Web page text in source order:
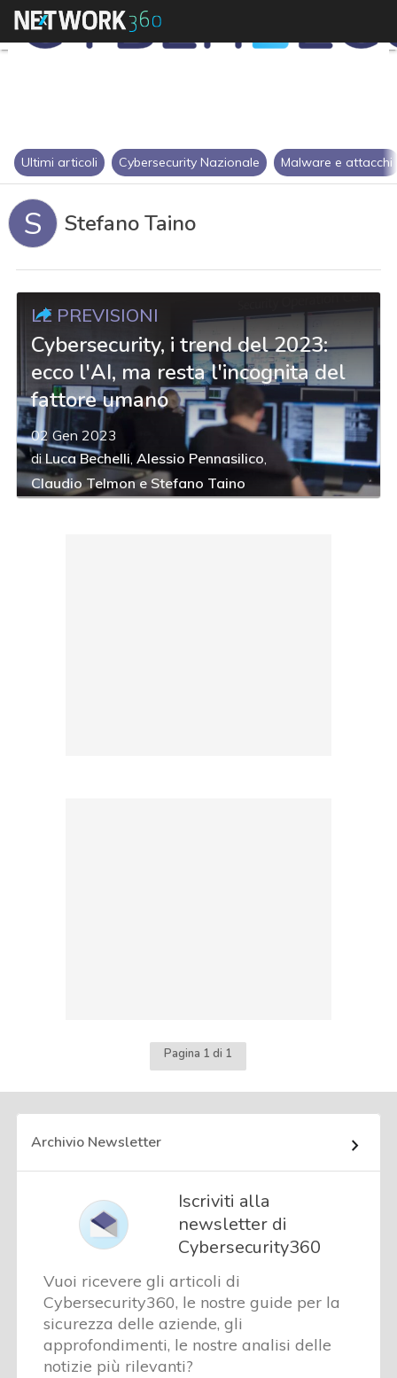
Ultimi articoli Cybersecurity Nazionale Malware e attacchi
S Stefano Taino
LE PREVISIONI
Cybersecurity, i trend del 2023:
ecco l'AI, ma resta l'incognita del
fattore umano
02 Gen 2023
diLuca Bechelli,Alessio Pennasilico,
Claudio Telmon e Stefano Taino
Pagina 1 di 1
Archivio Newsletter
Iscriviti alla
newsletter di
Cybersecurity360
Vuoi ricevere gli articoli di
Cybersecurity360, le nostre guide per la
sicurezza delle aziende, gli
approfondimenti, le nostre analisi delle
notizie più rilevanti?